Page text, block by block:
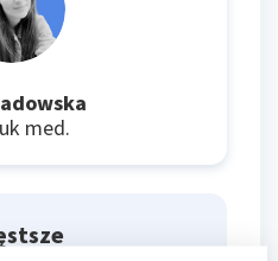
med.